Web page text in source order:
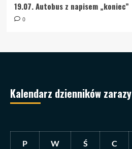
19.07. Autobus z napisem „koniec”
0
Kalendarz dzienników zarazy
P W Ś C